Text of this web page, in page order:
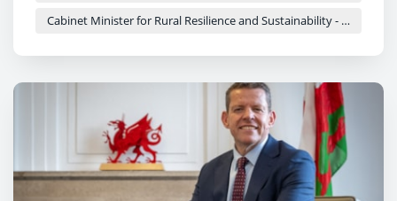
Cabinet Minister for Rural Resilience and Sustainability - Llyr Gruffydd